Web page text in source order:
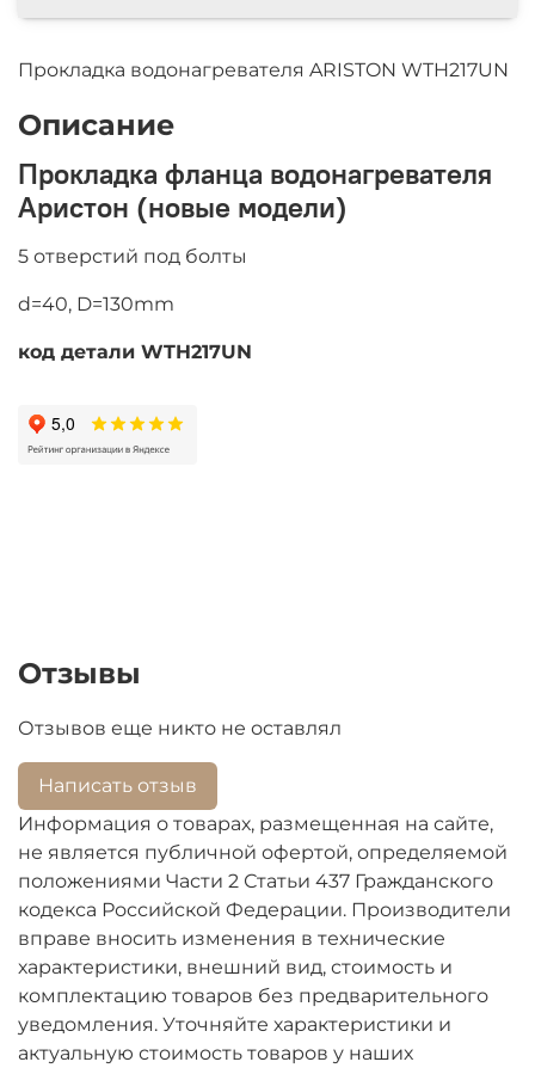
Прокладка водонагревателя ARISTON WTH217UN
Описание
Прокладка фланца водонагревателя
Аристон (новые модели)
5 отверстий под болты
d=40, D=130mm
код детали WTH217UN
Отзывы
Отзывов еще никто не оставлял
Написать отзыв
Информация о товарах, размещенная на сайте,
не является публичной офертой, определяемой
положениями Части 2 Статьи 437 Гражданского
кодекса Российской Федерации. Производители
вправе вносить изменения в технические
характеристики, внешний вид, стоимость и
комплектацию товаров без предварительного
уведомления. Уточняйте характеристики и
актуальную стоимость товаров у наших